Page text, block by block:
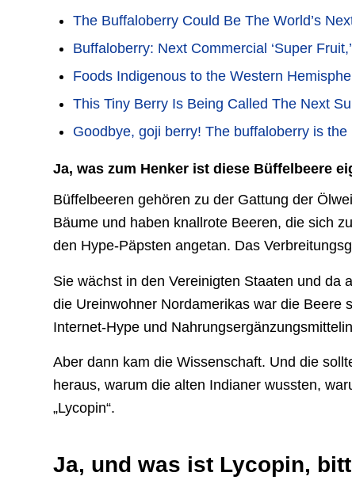
The Buffaloberry Could Be The World’s
Buffaloberry: Next Commercial ‘Super
Foods Indigenous to the Western
This Tiny Berry Is Being Called The Next
Goodbye, goji berry! The buffaloberry is
Ja, was zum Henker ist diese Büffelbeere
Büffelbeeren gehören zu der Gattung der
Bäume und haben knallrote Beeren, die sich
den Hype-Päpsten angetan. Das
Sie wächst in den Vereinigten Staaten und da
die Ureinwohner Nordamerikas war die Beere
Internet-Hype und
Aber dann kam die Wissenschaft. Und die
heraus, warum die alten Indianer wussten,
„Lycopin“.
Ja, und was ist Lycopin,